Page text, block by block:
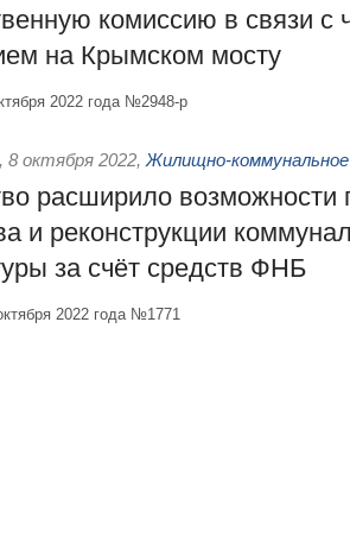
комиссию в связи с
на Крымском мосту
2022 года №2948-р
, 8 октября 2022, Жилищно-
расширило возможности
и реконструкции
за счёт средств ФНБ
2022 года №1771